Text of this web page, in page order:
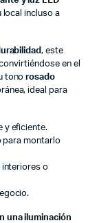
incluso a
, este
en el
tonorosado
ideal para
y eficiente.
para montarlo
interiores o
una iluminación